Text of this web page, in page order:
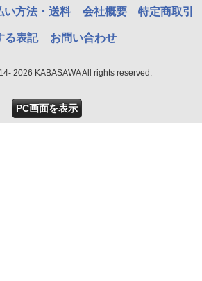
い方法・送料 会社概要 特定商取引
る表記 お問い合わせ
2026 KABASAWA All rights reserved.
PC画面を表示